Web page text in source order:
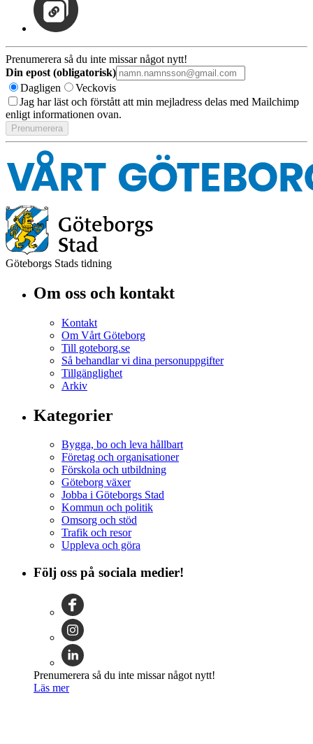
Prenumerera så du inte missar något nytt!
Din epost (obligatorisk)
Dagligen
Veckovis
Jag har läst och förstått att min mejladress delas med Mailchimp
enligt informationen ovan.
Göteborgs Stads tidning
Om oss och kontakt
Kontakt
Om Vårt Göteborg
Till goteborg.se
Så behandlar vi dina personuppgifter
Tillgänglighet
Arkiv
Kategorier
Bygga, bo och leva hållbart
Företag och organisationer
Förskola och utbildning
Göteborg växer
Jobba i Göteborgs Stad
Kommun och politik
Omsorg och stöd
Trafik och resor
Uppleva och göra
Följ oss på sociala medier!
Prenumerera så du inte missar något nytt!
Läs mer